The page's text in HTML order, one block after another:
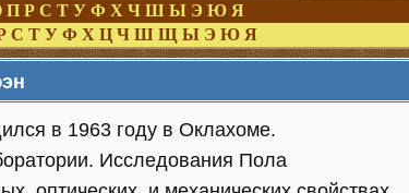
П Р С Т У Ф Х Ч Ш Ы Э Ю Я
С Т У Ф Х Ц Ч Ш Щ Ы Э Ю Я
в 1963 году в Оклахоме.
Исследования Пола